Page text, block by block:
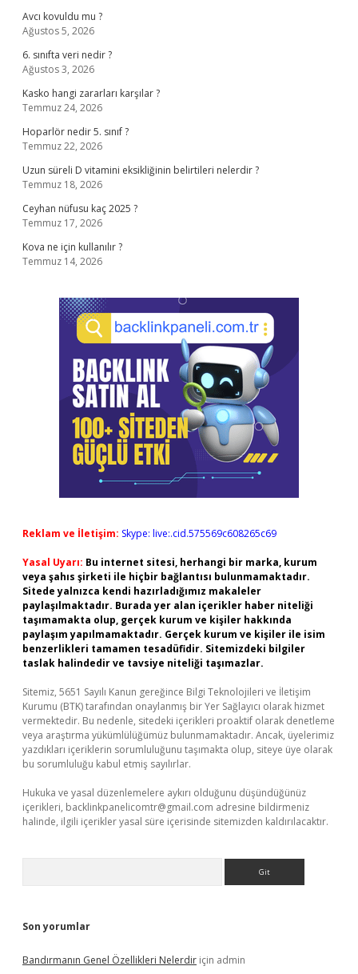
Avcı kovuldu mu ?
Ağustos 5, 2026
6. sınıfta veri nedir ?
Ağustos 3, 2026
Kasko hangi zararları karşılar ?
Temmuz 24, 2026
Hoparlör nedir 5. sınıf ?
Temmuz 22, 2026
Uzun süreli D vitamini eksikliğinin belirtileri nelerdir ?
Temmuz 18, 2026
Ceyhan nüfusu kaç 2025 ?
Temmuz 17, 2026
Kova ne için kullanılır ?
Temmuz 14, 2026
Reklam ve İletişim: Skype: live:.cid.575569c608265c69
Yasal Uyarı: Bu internet sitesi, herhangi bir marka, kurum
veya şahıs şirketi ile hiçbir bağlantısı bulunmamaktadır.
Sitede yalnızca kendi hazırladığımız makaleler
paylaşılmaktadır. Burada yer alan içerikler haber niteliği
taşımamakta olup, gerçek kurum ve kişiler hakkında
paylaşım yapılmamaktadır. Gerçek kurum ve kişiler ile isim
benzerlikleri tamamen tesadüfidir. Sitemizdeki bilgiler
taslak halindedir ve tavsiye niteliği taşımazlar.
Sitemiz, 5651 Sayılı Kanun gereğince Bilgi Teknolojileri ve İletişim
Kurumu (BTK) tarafından onaylanmış bir Yer Sağlayıcı olarak hizmet
vermektedir. Bu nedenle, sitedeki içerikleri proaktif olarak denetleme
veya araştırma yükümlülüğümüz bulunmamaktadır. Ancak, üyelerimiz
yazdıkları içeriklerin sorumluluğunu taşımakta olup, siteye üye olarak
bu sorumluluğu kabul etmiş sayılırlar.
Hukuka ve yasal düzenlemelere aykırı olduğunu düşündüğünüz
içerikleri, backlinkpanelicomtr@gmail.com adresine bildirmeniz
halinde, ilgili içerikler yasal süre içerisinde sitemizden kaldırılacaktır.
Son yorumlar
Bandırmanın Genel Özellikleri Nelerdir için admin